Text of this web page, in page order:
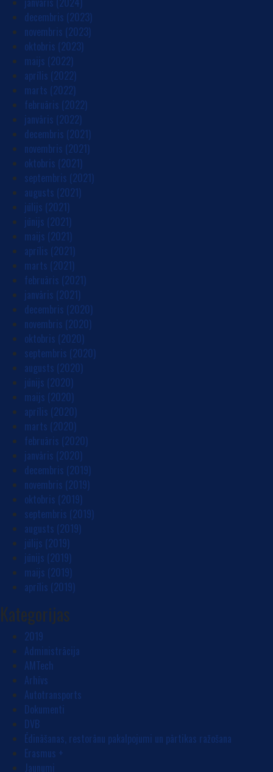
decembris (2023)
novembris (2023)
oktobris (2023)
maijs (2022)
aprīlis (2022)
marts (2022)
februāris (2022)
janvāris (2022)
decembris (2021)
novembris (2021)
oktobris (2021)
septembris (2021)
augusts (2021)
jūlijs (2021)
jūnijs (2021)
maijs (2021)
aprīlis (2021)
marts (2021)
februāris (2021)
janvāris (2021)
decembris (2020)
novembris (2020)
oktobris (2020)
septembris (2020)
augusts (2020)
jūnijs (2020)
maijs (2020)
aprīlis (2020)
marts (2020)
februāris (2020)
janvāris (2020)
decembris (2019)
novembris (2019)
oktobris (2019)
septembris (2019)
augusts (2019)
jūlijs (2019)
jūnijs (2019)
maijs (2019)
aprīlis (2019)
Kategorijas
2019
Administrācija
AMTech
Arhīvs
Autotransports
Dokumenti
DVB
Ēdināšanas, restorānu pakalpojumi un pārtikas ražošana
Erasmus +
Jaunumi